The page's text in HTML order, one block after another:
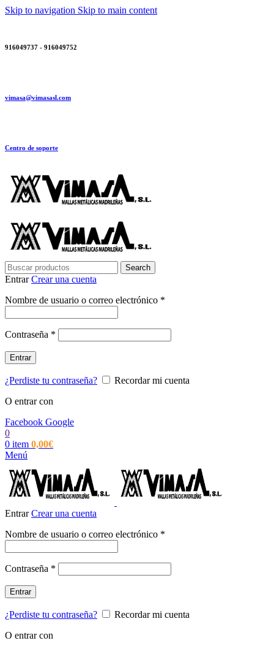
Skip to navigation Skip to main content
916049737 - 916049752
vimasa@vimasasl.com
Centro de soporte
Search
EntrarCrear una cuenta
Nombre de usuario o correo electrónico *
Contraseña *
Entrar
¿Perdiste tu contraseña?
Recordar mi cuenta
O entrar con
Facebook Google
0
0 item 0,00€
Menú
EntrarCrear una cuenta
Nombre de usuario o correo electrónico *
Contraseña *
Entrar
¿Perdiste tu contraseña?
Recordar mi cuenta
O entrar con